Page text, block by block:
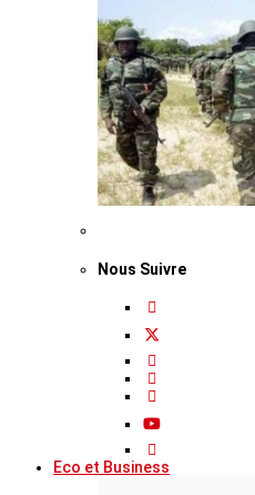
Nous Suivre
Eco et Business